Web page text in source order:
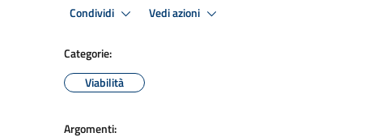
Condividi Vedi azioni
Categorie:
Viabilità
Argomenti: